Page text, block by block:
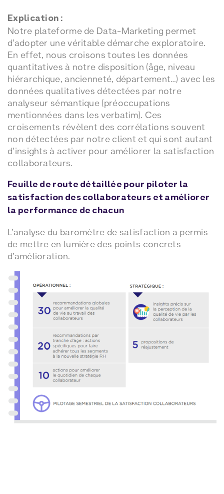
Explication :
Notre plateforme de Data-Marketing permet
d’adopter une véritable démarche exploratoire.
En effet, nous croisons toutes les données
quantitatives à notre disposition (âge, niveau
hiérarchique, ancienneté, département…) avec les
données qualitatives détectées par notre
analyseur sémantique (préoccupations
mentionnées dans les verbatim). Ces
croisements révèlent des corrélations souvent
non détectées par notre client et qui sont autant
d’insights à activer pour améliorer la satisfaction
collaborateurs.
Feuille de route détaillée pour piloter la
satisfaction des collaborateurs et améliorer
la performance de chacun
L’analyse du baromètre de satisfaction a permis
de mettre en lumière des points concrets
d’amélioration.